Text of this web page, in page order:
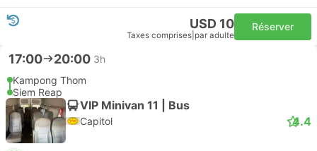
USD 10
Taxes comprises par adulte
Réserver
17:00 20:00 3h
Kampong Thom
Siem Reap
VIP Minivan 11 | Bus
Capitol 4.4